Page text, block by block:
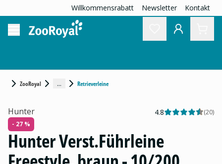
Willkommensrabatt Newsletter Kontakt
ZooRoyal ... Retrieverleine
Hunter 4.8 (20)
- 27 %
Hunter Verst.Führleine